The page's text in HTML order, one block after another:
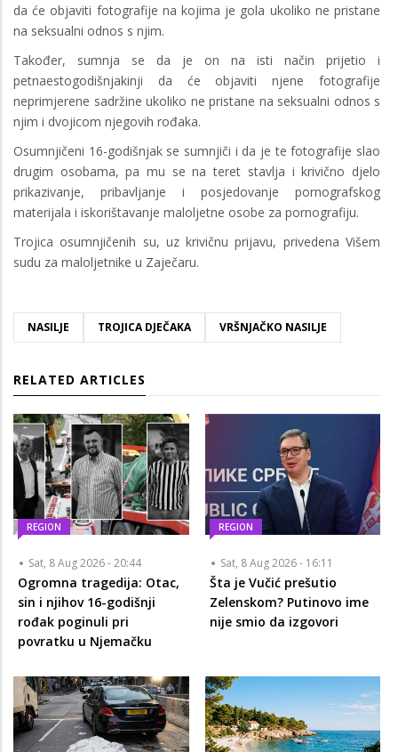
da će objaviti fotografije na kojima je gola ukoliko ne pristane
na seksualni odnos s njim.
Također, sumnja se da je on na isti način prijetio i
petnaestogodišnjakinji da će objaviti njene fotografije
neprimjerene sadržine ukoliko ne pristane na seksualni odnos s
njim i dvojicom njegovih rođaka.
Osumnjičeni 16-godišnjak se sumnjiči i da je te fotografije slao
drugim osobama, pa mu se na teret stavlja i krivično djelo
prikazivanje, pribavljanje i posjedovanje pornografskog
materijala i iskorištavanje maloljetne osobe za pornografiju.
Trojica osumnjičenih su, uz krivičnu prijavu, privedena Višem
sudu za maloljetnike u Zaječaru.
NASILJE TROJICA DJEČAKA VRŠNJAČKO NASILJE
RELATED ARTICLES
REGION
Sat, 8 Aug 2026 - 20:44
Ogromna tragedija: Otac,
sin i njihov 16-godišnji
rođak poginuli pri
povratku u Njemačku
REGION
Sat, 8 Aug 2026 - 16:11
Šta je Vučić prešutio
Zelenskom? Putinovo ime
nije smio da izgovori